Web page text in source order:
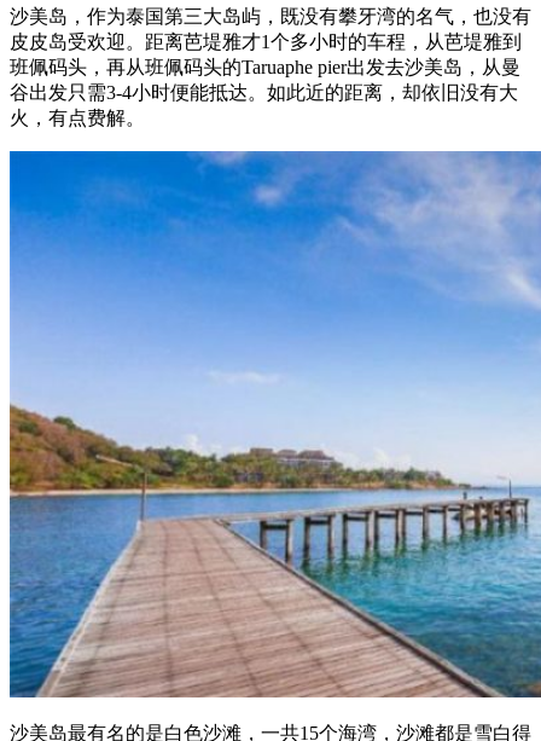
沙美岛，作为泰国第三大岛屿，既没有攀牙湾的名气，也没有
皮皮岛受欢迎。距离芭堤雅才1个多小时的车程，从芭堤雅到
班佩码头，再从班佩码头的Taruaphe pier出发去沙美岛，从曼
谷出发只需3-4小时便能抵达。如此近的距离，却依旧没有大
火，有点费解。
沙美岛最有名的是白色沙滩，一共15个海湾，沙滩都是雪白得